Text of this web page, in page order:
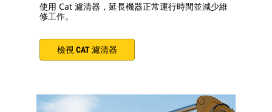
使用 Cat 濾清器，延長機器正常運行時間並減少維
修工作。
檢視 CAT 濾清器